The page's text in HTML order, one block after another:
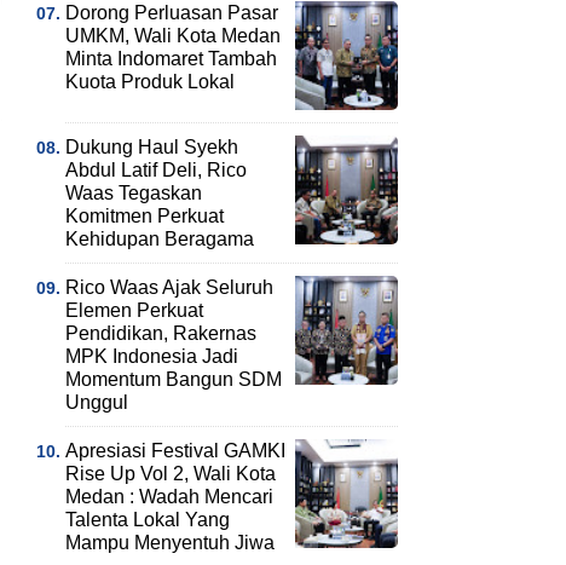
Dorong Perluasan Pasar
UMKM, Wali Kota Medan
Minta Indomaret Tambah
Kuota Produk Lokal
Dukung Haul Syekh
Abdul Latif Deli, Rico
Waas Tegaskan
Komitmen Perkuat
Kehidupan Beragama
Rico Waas Ajak Seluruh
Elemen Perkuat
Pendidikan, Rakernas
MPK Indonesia Jadi
Momentum Bangun SDM
Unggul
Apresiasi Festival GAMKI
Rise Up Vol 2, Wali Kota
Medan : Wadah Mencari
Talenta Lokal Yang
Mampu Menyentuh Jiwa